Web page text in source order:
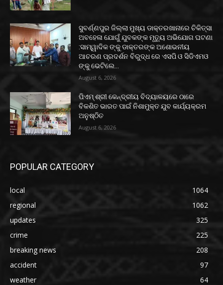
ସୁବର୍ଣ୍ଣପୁର ଜିଲ୍ଲା ମୁଖ୍ୟ ଡାକ୍ତରଖାନାରେ ଚିକିତ୍ସା
ଅବହେଳା ଯୋଗୁଁ ଯୁବକଙ୍କ ମୃତ୍ୟୁ ଅଭିଯୋଗ ଘଟଣା
:ସାମ୍ୱାଦିକ ଙ୍କୁ ଡାକ୍ତରଙ୍କ ଅଶୋଭନୀୟ
ଆଚରଣ ପ୍ରଦର୍ଶନ ବିରୁଦ୍ଧ ରେ ଏସପି ଓ ସିଡିଏମଓ
ଙ୍କୁ ଭେଟିଲେ...
August 6, 2026
ପିଏମ୍ ଶ୍ରୀ କେନ୍ଦ୍ରୀୟ ବିଦ୍ୟାଳୟରେ ଠାରେ
ବିକଶିତ ଭାରତ ପାଇଁ ନିଶାମୁକ୍ତ ଯୁବ କାର୍ଯ୍ୟକ୍ରମ
ଅନୁଷ୍ଠିତ
August 6, 2026
POPULAR CATEGORY
local
1064
regional
1062
updates
325
crime
225
breaking news
208
accident
97
weather
64